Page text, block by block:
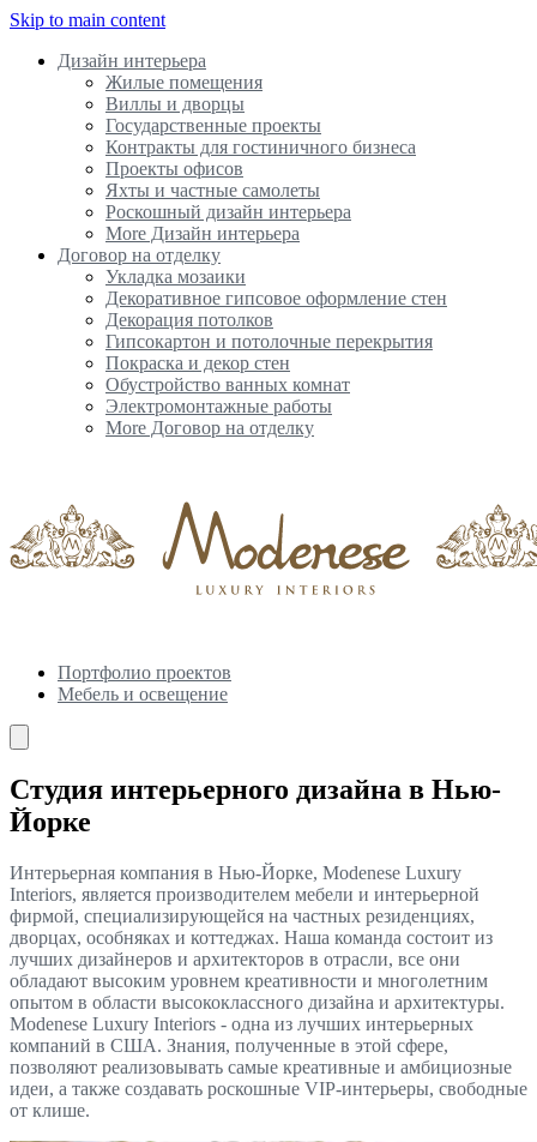
Skip to main content
Дизайн интерьера
Жилые помещения
Виллы и дворцы
Государственные проекты
Контракты для гостиничного бизнеса
Проекты офисов
Яхты и частные самолеты
Роскошный дизайн интерьера
More Дизайн интерьера
Договор на отделку
Укладка мозаики
Декоративное гипсовое оформление стен
Декорация потолков
Гипсокартон и потолочные перекрытия
Покраска и декор стен
Обустройство ванных комнат
Электромонтажные работы
More Договор на отделку
Портфолио проектов
Мебель и освещение
Студия интерьерного дизайна в Нью-
Йорке
Интерьерная компания в Нью-Йорке, Modenese Luxury
Interiors, является производителем мебели и интерьерной
фирмой, специализирующейся на частных резиденциях,
дворцах, особняках и коттеджах. Наша команда состоит из
лучших дизайнеров и архитекторов в отрасли, все они
обладают высоким уровнем креативности и многолетним
опытом в области высококлассного дизайна и архитектуры.
Modenese Luxury Interiors - одна из лучших интерьерных
компаний в США. Знания, полученные в этой сфере,
позволяют реализовывать самые креативные и амбициозные
идеи, а также создавать роскошные VIP-интерьеры, свободные
от клише.